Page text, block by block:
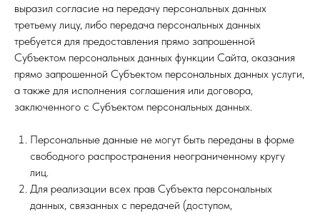
выразил согласие на передачу персональных данных
третьему лицу, либо передача персональных данных
требуется для предоставления прямо запрошенной
Субъектом персональных данных функции Сайта, оказания
прямо запрошенной Субъектом персональных данных услуги,
а также для исполнения соглашения или договора,
заключенного с Субъектом персональных данных.
Персональные данные не могут быть переданы в форме
свободного распространения неограниченному кругу
лиц.
Для реализации всех прав Субъекта персональных
данных, связанных с передачей (доступом,